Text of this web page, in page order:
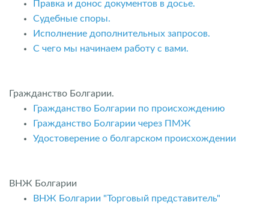
Правка и донос документов в досье.
Судебные споры.
Исполнение дополнительных запросов.
С чего мы начинаем работу с вами.
Гражданство Болгарии.
Гражданство Болгарии по происхождению
Гражданство Болгарии через ПМЖ
Удостоверение о болгарском происхождении
ВНЖ Болгарии
ВНЖ Болгарии "Торговый представитель"